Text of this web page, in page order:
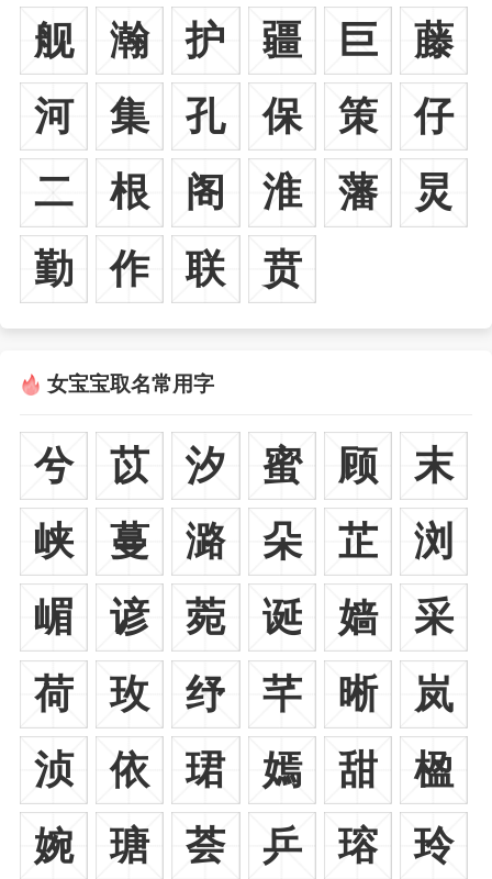
舰
瀚 护 疆 巨
藤
河
集 孔 保 策
仔
二
根 阁 淮 藩
炅
勤
作 联 贲
女宝宝取名常用字
兮 苡 汐 蜜 顾
末
峡
蔓 潞 朵 芷
浏
嵋
谚 菀 诞 嫱
采
荷
玫 纾 芊 晰
岚
浈
依 珺 嫣 甜
楹
婉
瑭 荟 乒 瑢
玲